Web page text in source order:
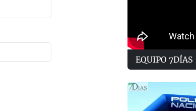
EQUIPO 7DÍAS